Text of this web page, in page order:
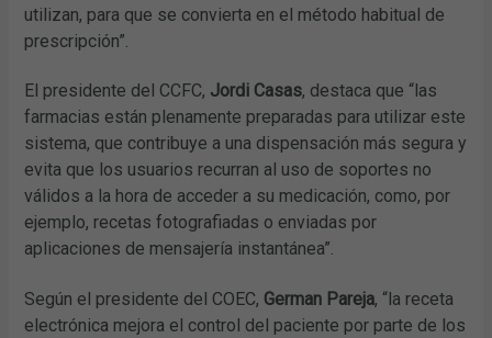
utilizan, para que se convierta en el método habitual de
prescripción”.
El presidente del CCFC, Jordi Casas, destaca que “las
farmacias están plenamente preparadas para utilizar este
sistema, que contribuye a una dispensación más segura y
evita que los usuarios recurran al uso de soportes no
válidos a la hora de acceder a su medicación, como, por
ejemplo, recetas fotografiadas o enviadas por
aplicaciones de mensajería instantánea”.
Según el presidente del COEC, German Pareja, “la receta
electrónica mejora el control del paciente por parte de los